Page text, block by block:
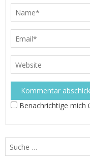
Benachrichtige mich
Suche
nach: